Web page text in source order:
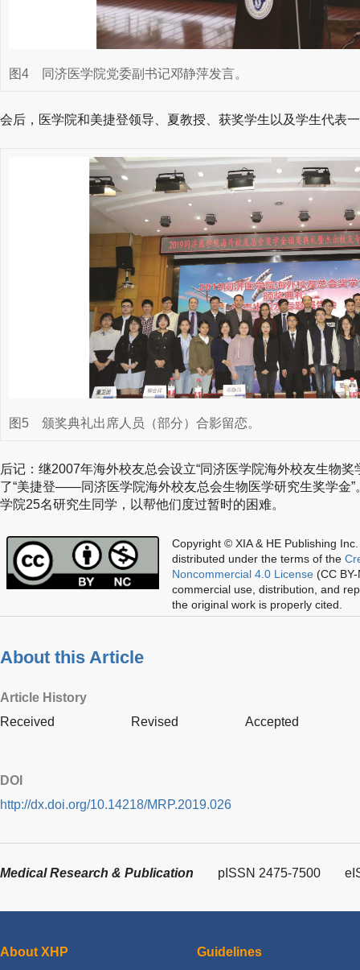
图4 同济医学院党委副书记邓静萍发言。
会后，医学院和美捷登领导、夏教授、获奖学生以及学生代表
图5 颁奖典礼出席人员（部分）合影留恋。
后记：继2007年海外校友总会设立“同济医学院海外校友生物
了“美捷登——同济医学院海外校友总会生物医学研究生奖学金
学院25名研究生同学，以帮他们度过暂时的困难。
Copyright © XIA & HE Publishing Inc.
distributed under the terms of the
Noncommercial 4.0 License (CC
commercial use, distribution, and
the original work is properly cited.
About this Article
Article History
Received
Revised Accepted
DOI
http://dx.doi.org/10.14218/MRP.2019.026
Medical Research & Publication pISSN 2475-7500
About XHP Guidelines